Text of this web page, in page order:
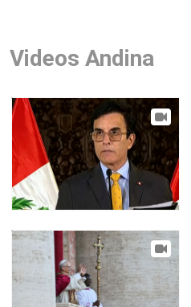
Videos Andina